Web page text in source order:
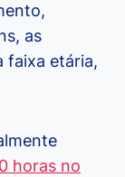
as
faixa etária,
horas no